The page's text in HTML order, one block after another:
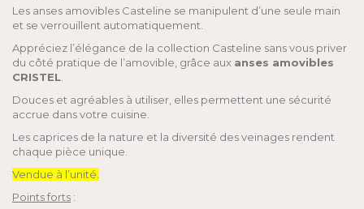
Les anses amovibles Casteline se manipulent d’une seule main
et se verrouillent automatiquement.
Appréciez l’élégance de la collection Casteline sans vous priver
du côté pratique de l’amovible, grâce aux anses amovibles
CRISTEL
Douces et agréables à utiliser, elles permettent une sécurité
accrue dans votre cuisine.
Les caprices de la nature et la diversité des veinages rendent
chaque pièce unique.
Vendue à l’unité.
Points forts :